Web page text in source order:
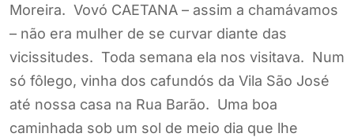
Moreira. Vovó CAETANA – assim a chamávamos
– não era mulher de se curvar diante das
vicissitudes. Toda semana ela nos visitava. Num
só fôlego, vinha dos cafundós da Vila São José
até nossa casa na Rua Barão. Uma boa
caminhada sob um sol de meio dia que lhe